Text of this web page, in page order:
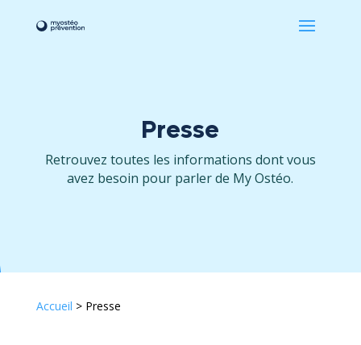
Presse
Retrouvez toutes les informations dont vous
avez besoin pour parler de My Ostéo.
Accueil > Presse